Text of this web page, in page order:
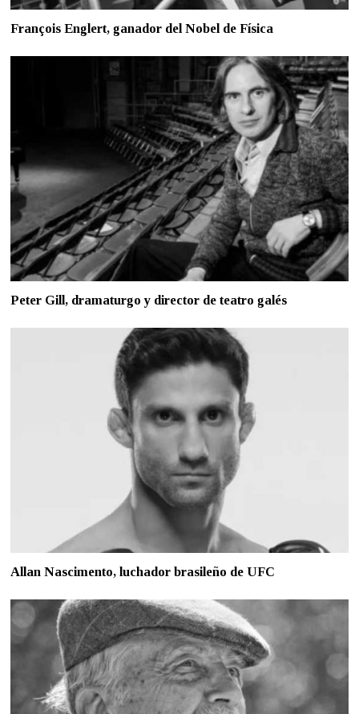
François Englert, ganador del Nobel de Física
Peter Gill, dramaturgo y director de teatro galés
Allan Nascimento, luchador brasileño de UFC